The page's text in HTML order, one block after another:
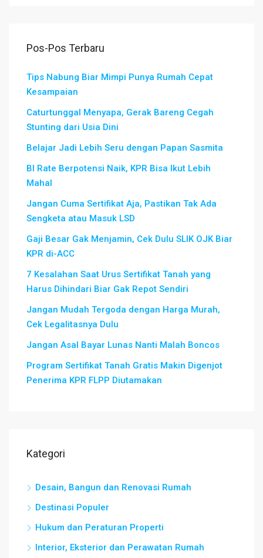
Pos-Pos Terbaru
Tips Nabung Biar Mimpi Punya Rumah Cepat
Kesampaian
Caturtunggal Menyapa, Gerak Bareng Cegah
Stunting dari Usia Dini
Belajar Jadi Lebih Seru dengan Papan Sasmita
BI Rate Berpotensi Naik, KPR Bisa Ikut Lebih
Mahal
Jangan Cuma Sertifikat Aja, Pastikan Tak Ada
Sengketa atau Masuk LSD
Gaji Besar Gak Menjamin, Cek Dulu SLIK OJK Biar
KPR di-ACC
7 Kesalahan Saat Urus Sertifikat Tanah yang
Harus Dihindari Biar Gak Repot Sendiri
Jangan Mudah Tergoda dengan Harga Murah,
Cek Legalitasnya Dulu
Jangan Asal Bayar Lunas Nanti Malah Boncos
Program Sertifikat Tanah Gratis Makin Digenjot
Penerima KPR FLPP Diutamakan
Kategori
Desain, Bangun dan Renovasi Rumah
Destinasi Populer
Hukum dan Peraturan Properti
Interior, Eksterior dan Perawatan Rumah